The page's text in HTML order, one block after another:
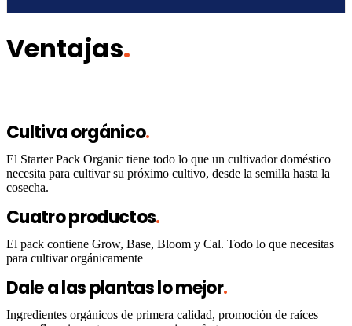
Ventajas.
Cultiva orgánico.
El Starter Pack Organic tiene todo lo que un cultivador doméstico
necesita para cultivar su próximo cultivo, desde la semilla hasta la
cosecha.
Cuatro productos.
El pack contiene Grow, Base, Bloom y Cal. Todo lo que necesitas
para cultivar orgánicamente
Dale a las plantas lo mejor.
Ingredientes orgánicos de primera calidad, promoción de raíces